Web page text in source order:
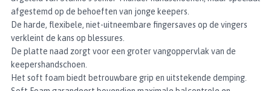
afgestemd op de behoeften van jonge keepers.
De harde, flexibele, niet-uitneembare fingersaves op de vingers
verkleint de kans op blessures.
De platte naad zorgt voor een groter vangoppervlak van de
keepershandschoen.
Het soft foam biedt betrouwbare grip en uitstekende demping.